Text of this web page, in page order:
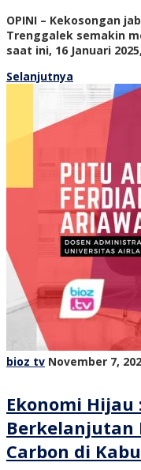
OPINI – Kekosongan
Trenggalek semakin
saat ini, 16 Januari
Selanjutnya
bioz tv November 7,
Ekonomi Hijau
Berkelanjutan
Carbon di